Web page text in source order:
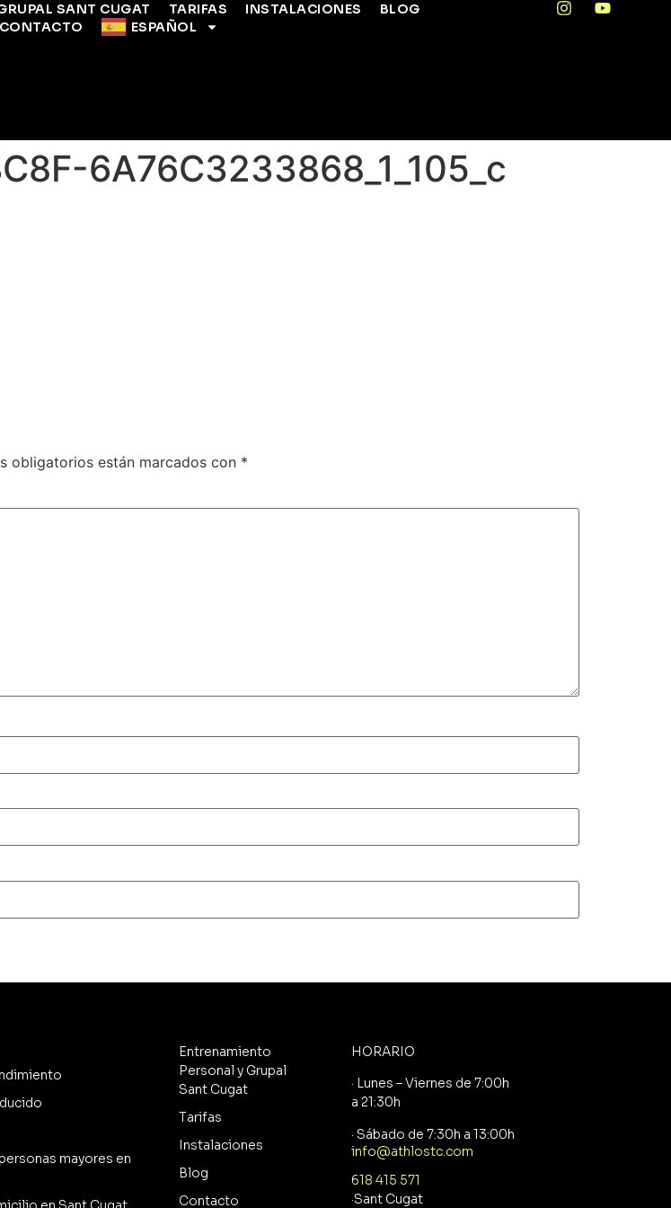
SANT CUGAT TARIFAS INSTALACIONES
BLOG
CONTACTO
ESPAÑOL
6A76C3233868_1_105_c
obligatorios están marcados con *
mayores en
Entrenamiento
Personal y Grupal
Sant Cugat
Tarifas
Instalaciones
Blog
Contacto
HORARIO
· Lunes – Viernes de 7:00h
a 21:30h
· Sábado de 7:30h a 13:00h
info@athlostc.com
618 415 571
·Sant Cugat